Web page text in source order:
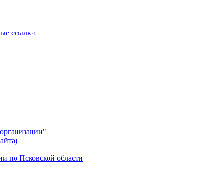
ссылки
по Псковской области